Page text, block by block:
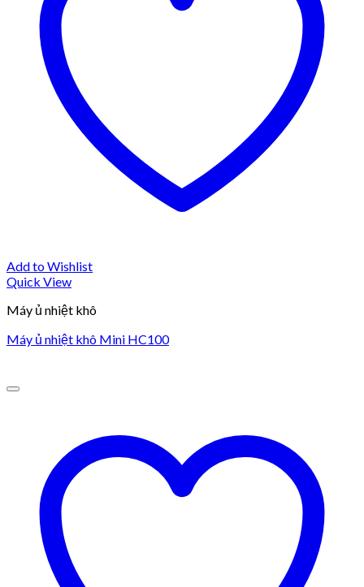
Add to Wishlist
Quick View
Máy ủ nhiệt khô
Máy ủ nhiệt khô Mini HC100